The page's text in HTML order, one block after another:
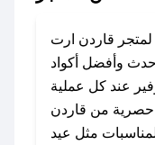
قاردن ارت
وأفضل أكواد
عند كل عملية
من قاردن
مثل عيد